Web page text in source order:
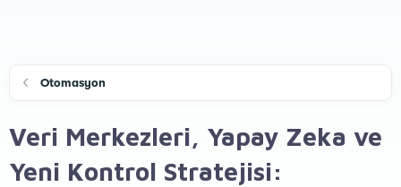
Otomasyon
Veri Merkezleri, Yapay Zeka ve
Yeni Kontrol Stratejisi: